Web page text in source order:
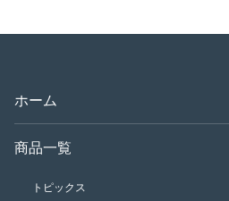
ホーム
商品一覧
トピックス